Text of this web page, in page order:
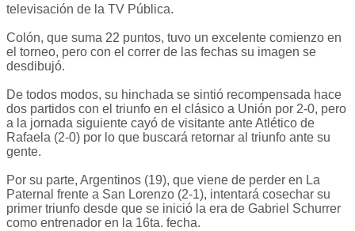
televisación de la TV Pública.
Colón, que suma 22 puntos, tuvo un excelente comienzo en
el torneo, pero con el correr de las fechas su imagen se
desdibujó.
De todos modos, su hinchada se sintió recompensada hace
dos partidos con el triunfo en el clásico a Unión por 2-0, pero
a la jornada siguiente cayó de visitante ante Atlético de
Rafaela (2-0) por lo que buscará retornar al triunfo ante su
gente.
Por su parte, Argentinos (19), que viene de perder en La
Paternal frente a San Lorenzo (2-1), intentará cosechar su
primer triunfo desde que se inició la era de Gabriel Schurrer
como entrenador en la 16ta. fecha.